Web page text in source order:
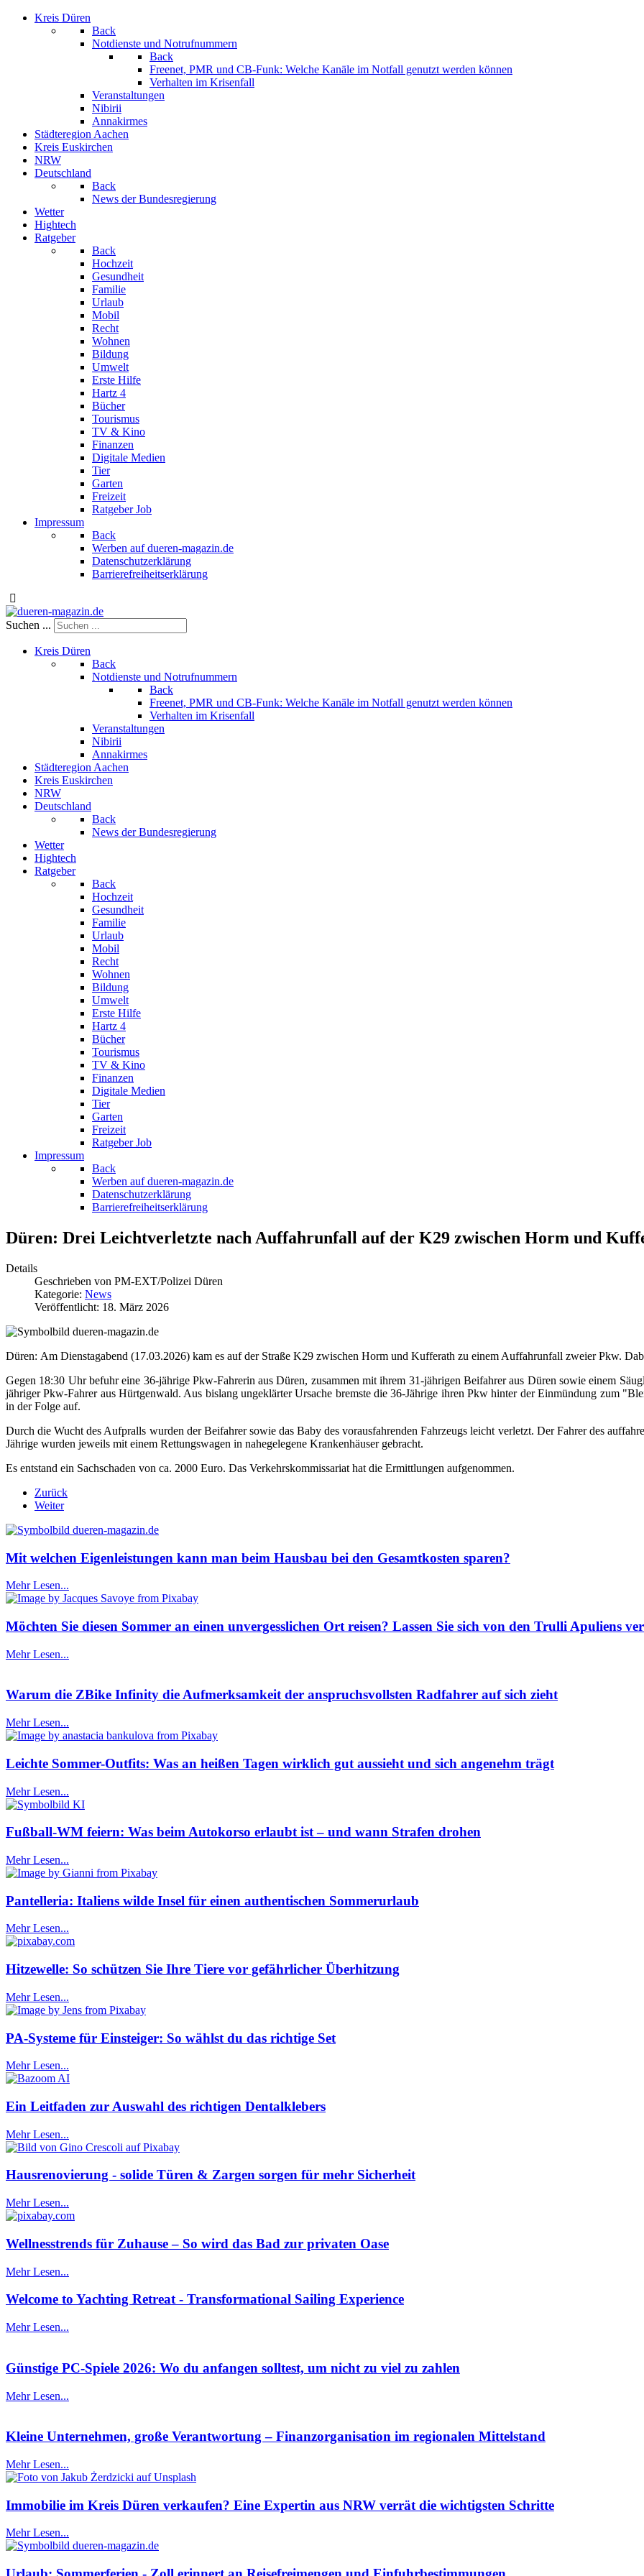
Kreis Düren
Back
Notdienste und Notrufnummern
Back
Freenet, PMR und CB-Funk: Welche Kanäle im Notfall genutzt werden können
Verhalten im Krisenfall
Veranstaltungen
Nibirii
Annakirmes
Städteregion Aachen
Kreis Euskirchen
NRW
Deutschland
Back
News der Bundesregierung
Wetter
Hightech
Ratgeber
Back
Hochzeit
Gesundheit
Familie
Urlaub
Mobil
Recht
Wohnen
Bildung
Umwelt
Erste Hilfe
Hartz 4
Bücher
Tourismus
TV & Kino
Finanzen
Digitale Medien
Tier
Garten
Freizeit
Ratgeber Job
Impressum
Back
Werben auf dueren-magazin.de
Datenschutzerklärung
Barrierefreiheitserklärung
Suchen ...
Kreis Düren
Back
Notdienste und Notrufnummern
Back
Freenet, PMR und CB-Funk: Welche Kanäle im Notfall genutzt werden können
Verhalten im Krisenfall
Veranstaltungen
Nibirii
Annakirmes
Städteregion Aachen
Kreis Euskirchen
NRW
Deutschland
Back
News der Bundesregierung
Wetter
Hightech
Ratgeber
Back
Hochzeit
Gesundheit
Familie
Urlaub
Mobil
Recht
Wohnen
Bildung
Umwelt
Erste Hilfe
Hartz 4
Bücher
Tourismus
TV & Kino
Finanzen
Digitale Medien
Tier
Garten
Freizeit
Ratgeber Job
Impressum
Back
Werben auf dueren-magazin.de
Datenschutzerklärung
Barrierefreiheitserklärung
Düren: Drei Leichtverletzte nach Auffahrunfall auf der K29 zwischen Horm und
Details
Geschrieben von PM-EXT/Polizei Düren
Kategorie: News
Veröffentlicht: 18. März 2026
Düren: Am Dienstagabend (17.03.2026) kam es auf der Straße K29 zwischen Horm und Kufferath zu einem Auffahrunfall zweier Pkw.
Gegen 18:30 Uhr befuhr eine 36-jährige Pkw-Fahrerin aus Düren, zusammen mit ihrem 31-jährigen Beifahrer aus Düren sowie einem
jähriger Pkw-Fahrer aus Hürtgenwald. Aus bislang ungeklärter Ursache bremste die 36-Jährige ihren Pkw hinter der Einmündung zum
in der Folge auf.
Durch die Wucht des Aufpralls wurden der Beifahrer sowie das Baby des vorausfahrenden Fahrzeugs leicht verletzt. Der Fahrer des
Jährige wurden jeweils mit einem Rettungswagen in nahegelegene Krankenhäuser gebracht.
Es entstand ein Sachschaden von ca. 2000 Euro. Das Verkehrskommissariat hat die Ermittlungen aufgenommen.
Zurück
Weiter
Mit welchen Eigenleistungen kann man beim Hausbau bei den Gesamtkosten sparen?
Mehr Lesen...
Möchten Sie diesen Sommer an einen unvergesslichen Ort reisen? Lassen Sie sich von den Trulli Apuliens
Mehr Lesen...
Warum die ZBike Infinity die Aufmerksamkeit der anspruchsvollsten Radfahrer auf sich zieht
Mehr Lesen...
Leichte Sommer-Outfits: Was an heißen Tagen wirklich gut aussieht und sich angenehm trägt
Mehr Lesen...
Fußball-WM feiern: Was beim Autokorso erlaubt ist – und wann Strafen drohen
Mehr Lesen...
Pantelleria: Italiens wilde Insel für einen authentischen Sommerurlaub
Mehr Lesen...
Hitzewelle: So schützen Sie Ihre Tiere vor gefährlicher Überhitzung
Mehr Lesen...
PA-Systeme für Einsteiger: So wählst du das richtige Set
Mehr Lesen...
Ein Leitfaden zur Auswahl des richtigen Dentalklebers
Mehr Lesen...
Hausrenovierung - solide Türen & Zargen sorgen für mehr Sicherheit
Mehr Lesen...
Wellnesstrends für Zuhause – So wird das Bad zur privaten Oase
Mehr Lesen...
Welcome to Yachting Retreat - Transformational Sailing Experience
Mehr Lesen...
Günstige PC-Spiele 2026: Wo du anfangen solltest, um nicht zu viel zu zahlen
Mehr Lesen...
Kleine Unternehmen, große Verantwortung – Finanzorganisation im regionalen Mittelstand
Mehr Lesen...
Immobilie im Kreis Düren verkaufen? Eine Expertin aus NRW verrät die wichtigsten Schritte
Mehr Lesen...